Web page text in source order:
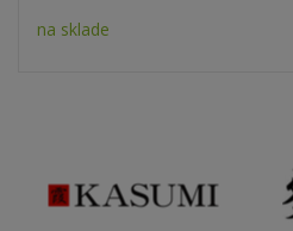
na sklade